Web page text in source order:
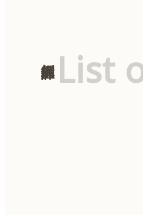
List